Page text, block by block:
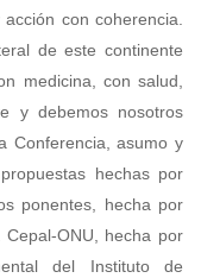
con coherencia.
de este continente
medicina, con salud,
y debemos nosotros
Conferencia, asumo y
hechas por
ponentes, hecha por
ONU, hecha por
del Instituto de